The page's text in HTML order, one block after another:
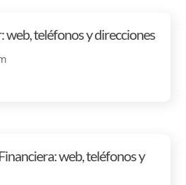
web, teléfonos y direcciones
web, teléfonos y